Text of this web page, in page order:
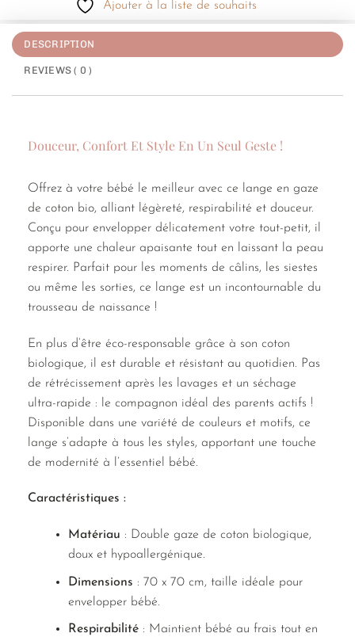
Ajouter à la liste de souhaits
DESCRIPTION
REVIEWS ( 0 )
Douceur, Confort Et Style En Un Seul Geste !
Offrez à votre bébé le meilleur avec ce lange en gaze
de coton bio, alliant légèreté, respirabilité et douceur.
Conçu pour envelopper délicatement votre tout-petit, il
apporte une chaleur apaisante tout en laissant la peau
respirer. Parfait pour les moments de câlins, les siestes
ou même les sorties, ce lange est un incontournable du
trousseau de naissance !
En plus d’être éco-responsable grâce à son coton
biologique, il est durable et résistant au quotidien. Pas
de rétrécissement après les lavages et un séchage
ultra-rapide : le compagnon idéal des parents actifs !
Disponible dans une variété de couleurs et motifs, ce
lange s’adapte à tous les styles, apportant une touche
de modernité à l’essentiel bébé.
Caractéristiques :
Matériau : Double gaze de coton biologique,
doux et hypoallergénique.
Dimensions : 70 x 70 cm, taille idéale pour
envelopper bébé.
Respirabilité: Maintient bébé au frais tout en